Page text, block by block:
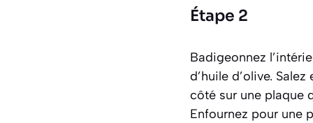
Étape 2
Badigeonnez
d’huile d’olive.
côté sur une plaque
Enfournez pour une